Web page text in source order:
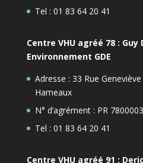
Tel : 01 83 64 20 41
Centre VHU agréé 78 : Guy
Environnement GDE
Adresse : 33 Rue
Hameaux
N° d’agrément : PR
Tel : 01 83 64 20 41
Centre VHU agréé 91 :